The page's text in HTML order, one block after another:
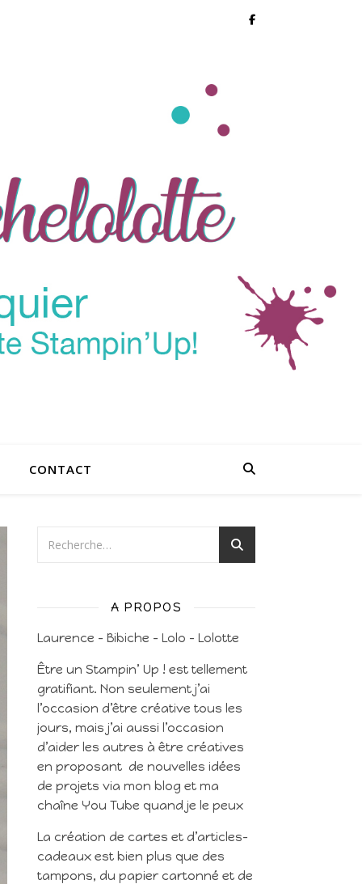
CONTACT
A PROPOS
Laurence – Bibiche – Lolo – Lolotte
Être un Stampin’ Up ! est tellement
gratifiant. Non seulement j’ai
l’occasion d’être créative tous les
jours, mais j’ai aussi l’occasion
d’aider les autres à être créatives
en proposant de nouvelles idées
de projets via mon blog et ma
chaîne You Tube quand je le peux
La création de cartes et d’articles-
cadeaux est bien plus que des
tampons, du papier cartonné et de